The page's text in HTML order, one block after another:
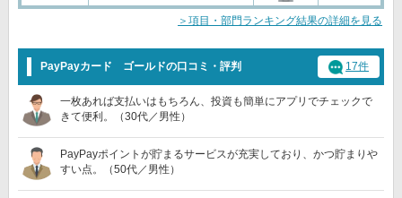
＞項目・部門ランキング結果の詳細を見る
PayPayカード ゴールドの口コミ・評判 17件
一枚あれば支払いはもちろん、投資も簡単にアプリでチェックで
きて便利。（30代／男性）
PayPayポイントが貯まるサービスが充実しており、かつ貯まりや
すい点。（50代／男性）